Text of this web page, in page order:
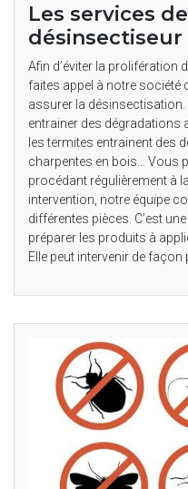
Les services
désinsectiseur
Afin d’éviter la prolifération
faites appel à notre société
assurer la
entrainer des dégradations
les termites entrainent des
charpentes en bois… Vous
procédant régulièrement à
intervention, notre équipe
différentes pièces. C’est
préparer les produits à
Elle peut intervenir de